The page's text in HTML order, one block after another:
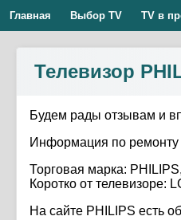
Главная Выбор TV TV в
Телевизор
Будем рады отзывам и
Информация по ремонту
Торговая марка:
Коротко от телевизоре:
На сайте PHILIPS есть